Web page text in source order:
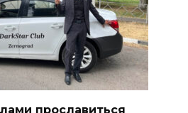
прославиться